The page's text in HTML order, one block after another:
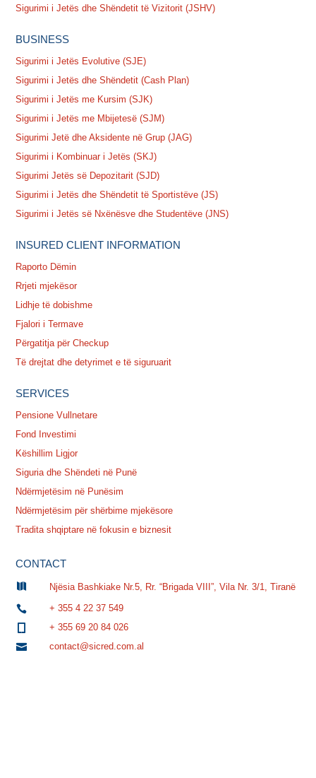
Sigurimi i Jetës dhe Shëndetit të Vizitorit (JSHV)
BUSINESS
Sigurimi i Jetës Evolutive (SJE)
Sigurimi i Jetës dhe Shëndetit (Cash Plan)
Sigurimi i Jetës me Kursim (SJK)
Sigurimi i Jetës me Mbijetesë (SJM)
Sigurimi Jetë dhe Aksidente në Grup (JAG)
Sigurimi i Kombinuar i Jetës (SKJ)
Sigurimi Jetës së Depozitarit (SJD)
Sigurimi i Jetës dhe Shëndetit të Sportistëve (JS)
Sigurimi i Jetës së Nxënësve dhe Studentëve (JNS)
INSURED CLIENT INFORMATION
Raporto Dëmin
Rrjeti mjekësor
Lidhje të dobishme
Fjalori i Termave
Përgatitja për Checkup
Të drejtat dhe detyrimet e të siguruarit
SERVICES
Pensione Vullnetare
Fond Investimi
Këshillim Ligjor
Siguria dhe Shëndeti në Punë
Ndërmjetësim në Punësim
Ndërmjetësim për shërbime mjekësore
Tradita shqiptare në fokusin e biznesit
CONTACT
 Njësia Bashkiake Nr.5, Rr. “Brigada VIII”, Vila Nr. 3/1, Tiranë

+ 355 4 22 37 549

+ 355 69 20 84 026

contact@sicred.com.al